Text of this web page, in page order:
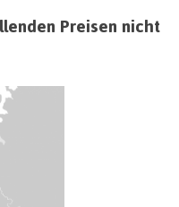
Preisen nicht